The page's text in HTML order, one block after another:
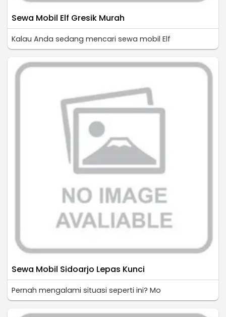
Sewa Mobil Elf Gresik Murah
Kalau Anda sedang mencari sewa mobil Elf
Sewa Mobil Sidoarjo Lepas Kunci
Pernah mengalami situasi seperti ini? Mo